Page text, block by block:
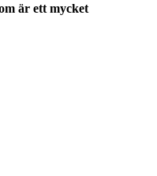
är ett mycket